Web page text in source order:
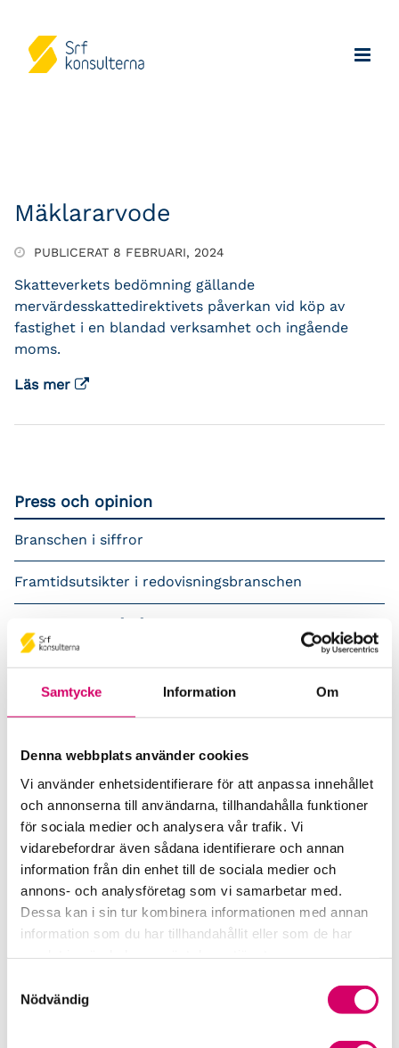
Samtycke Information Om
Denna webbplats använder cookies
Vi använder enhetsidentifierare för att anpassa innehållet
och annonserna till användarna, tillhandahålla funktioner
för sociala medier och analysera vår trafik. Vi
vidarebefordrar även sådana identifierare och annan
information från din enhet till de sociala medier och
annons- och analysföretag som vi samarbetar med.
Dessa kan i sin tur kombinera informationen med annan
information som du har tillhandahållit eller som de har
Nödvändig
Mäklararvode
PUBLICERAT 8 FEBRUARI, 2024
Skatteverkets bedömning gällande
mervärdesskattedirektivets påverkan vid köp av
fastighet i en blandad verksamhet och ingående
moms.
Läs mer
Press och opinion
Branschen i siffror
Framtidsutsikter i redovisningsbranschen
Prenumerera på våra nyhetsbrev
Pressrum
Remisser
Samverkan med myndigheter och organisationer
Srf Fokusrapport 2024 – insikter för hållbart
företagande
Våra nyhetskanaler
Tidningen Konsulten